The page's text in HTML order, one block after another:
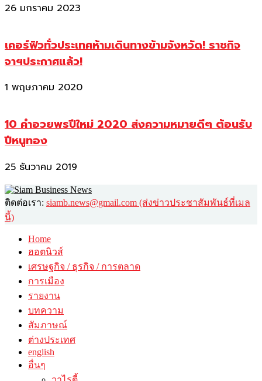
26 มกราคม 2023
เคอร์ฟิวทั่วประเทศห้ามเดินทางข้ามจังหวัด! ราชกิจ
จาฯประกาศแล้ว!
1 พฤษภาคม 2020
10 คำอวยพรปีใหม่ 2020 ส่งความหมายดีๆ ต้อนรับ
ปีหนูทอง
25 ธันวาคม 2019
ติดต่อเรา: siamb.news@gmail.com (ส่งข่าวประชาสัมพันธ์ที่เมล
นี้)
Home
ฮอตนิวส์
เศรษฐกิจ / ธุรกิจ / การตลาด
การเมือง
รายงาน
บทความ
สัมภาษณ์
ต่างประเทศ
english
อื่นๆ